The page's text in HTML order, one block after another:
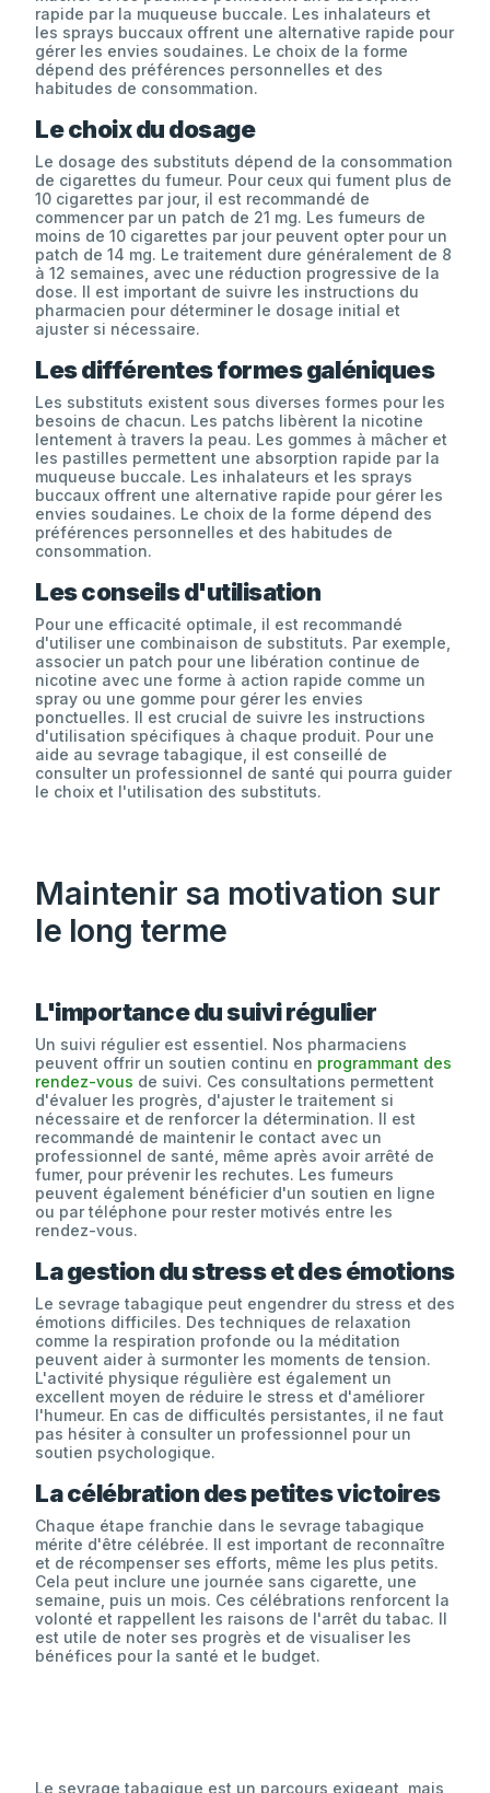
rapide par la muqueuse buccale. Les inhalateurs et
les sprays buccaux offrent une alternative rapide pour
gérer les envies soudaines. Le choix de la forme
dépend des préférences personnelles et des
habitudes de consommation.
Le choix du dosage
Le dosage des substituts dépend de la consommation
de cigarettes du fumeur. Pour ceux qui fument plus de
10 cigarettes par jour, il est recommandé de
commencer par un patch de 21 mg. Les fumeurs de
moins de 10 cigarettes par jour peuvent opter pour un
patch de 14 mg. Le traitement dure généralement de 8
à 12 semaines, avec une réduction progressive de la
dose. Il est important de suivre les instructions du
pharmacien pour déterminer le dosage initial et
ajuster si nécessaire.
Les différentes formes galéniques
Les substituts existent sous diverses formes pour les
besoins de chacun. Les patchs libèrent la nicotine
lentement à travers la peau. Les gommes à mâcher et
les pastilles permettent une absorption rapide par la
muqueuse buccale. Les inhalateurs et les sprays
buccaux offrent une alternative rapide pour gérer les
envies soudaines. Le choix de la forme dépend des
préférences personnelles et des habitudes de
consommation.
Les conseils d'utilisation
Pour une efficacité optimale, il est recommandé
d'utiliser une combinaison de substituts. Par exemple,
associer un patch pour une libération continue de
nicotine avec une forme à action rapide comme un
spray ou une gomme pour gérer les envies
ponctuelles. Il est crucial de suivre les instructions
d'utilisation spécifiques à chaque produit. Pour une
aide au sevrage tabagique, il est conseillé de
consulter un professionnel de santé qui pourra guider
le choix et l'utilisation des substituts.
Maintenir sa motivation sur
le long terme
L'importance du suivi régulier
Un suivi régulier est essentiel. Nos pharmaciens
peuvent offrir un soutien continu en programmant des
rendez-vous de suivi. Ces consultations permettent
d'évaluer les progrès, d'ajuster le traitement si
nécessaire et de renforcer la détermination. Il est
recommandé de maintenir le contact avec un
professionnel de santé, même après avoir arrêté de
fumer, pour prévenir les rechutes. Les fumeurs
peuvent également bénéficier d'un soutien en ligne
ou par téléphone pour rester motivés entre les
rendez-vous.
La gestion du stress et des émotions
Le sevrage tabagique peut engendrer du stress et des
émotions difficiles. Des techniques de relaxation
comme la respiration profonde ou la méditation
peuvent aider à surmonter les moments de tension.
L'activité physique régulière est également un
excellent moyen de réduire le stress et d'améliorer
l'humeur. En cas de difficultés persistantes, il ne faut
pas hésiter à consulter un professionnel pour un
soutien psychologique.
La célébration des petites victoires
Chaque étape franchie dans le sevrage tabagique
mérite d'être célébrée. Il est important de reconnaître
et de récompenser ses efforts, même les plus petits.
Cela peut inclure une journée sans cigarette, une
semaine, puis un mois. Ces célébrations renforcent la
volonté et rappellent les raisons de l'arrêt du tabac. Il
est utile de noter ses progrès et de visualiser les
bénéfices pour la santé et le budget.
Le sevrage tabagique est un parcours exigeant, mais